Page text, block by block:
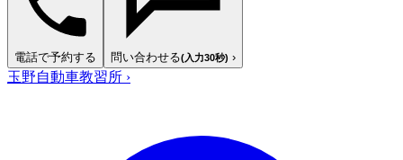
電話で予約する 問い合わせる(入力30秒) ›
玉野自動車教習所 ›